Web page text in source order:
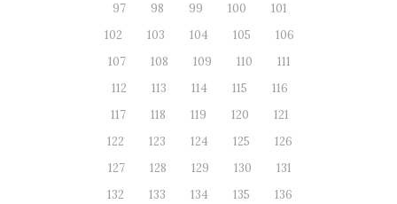
97
98 99 100
101
102
103 104 105
106
107
108 109 110
111
112
113 114 115
116
117
118 119 120
121
122
123 124 125
126
127
128 129 130
131
132
133 134 135
136